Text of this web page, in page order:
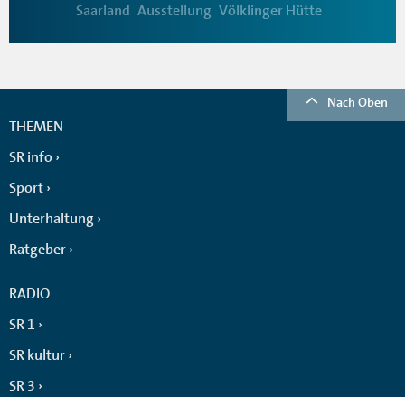
Saarland Ausstellung Völklinger Hütte
Nach Oben
THEMEN
SR info
Sport
Unterhaltung
Ratgeber
RADIO
SR 1
SR kultur
SR 3